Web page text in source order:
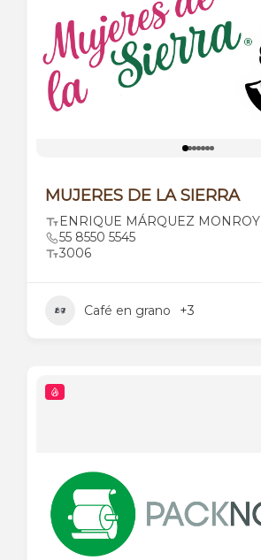
MUJERES DE LA SIERRA
ENRIQUE MÁRQUEZ MONROY
55 8550 5545
3006
Café en grano +3